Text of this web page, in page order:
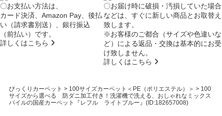
〇お支払い方法は、
カード決済、Amazon Pay、後払
い（請求書別送）、銀行振込
（前払い）です。
詳しくはこちら
〇お届け時に破損・汚損していた場合
などは、すぐに新しい商品とお取替え
致します。
※お客様のご都合（サイズや色違いな
ど）による返品・交換は基本的にお受
け致しません。
詳しくはこちら
びっくりカーペット > 100サイズカーペット＜PE（ポリエステル）＞ > 100
サイズから選べる 防ダニ加工付き！洗濯機で洗える、おしゃれなミックス
パイルの国産カーペット『レフル ライトブルー』(ID:182657008)